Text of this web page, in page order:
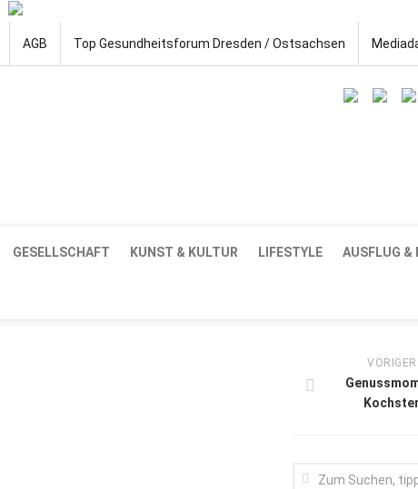
AGB Top Gesundheitsforum Dresden / Ostsachsen
GESELLSCHAFT KUNST & KULTUR LIFESTYLE AUSFLUG &